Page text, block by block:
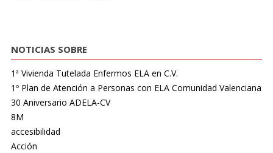
NOTICIAS SOBRE
1ª Vivienda Tutelada Enfermos ELA en C.V.
1º Plan de Atención a Personas con ELA Comunidad Valenciana
30 Aniversario ADELA-CV
8M
accesibilidad
Acción